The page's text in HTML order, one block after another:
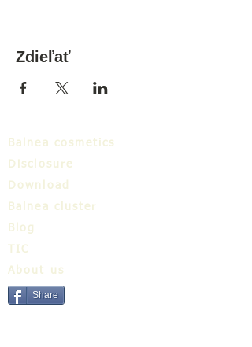
Zdieľať
Balnea cosmetics
Disclosure
Download
Balnea cluster
Blog
TIC
About us
Share